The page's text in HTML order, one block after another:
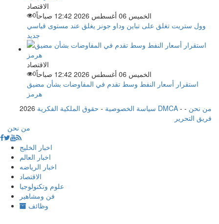
الاقتصاد
الخميس 06 أغسطس 2026 12:42 صباحاً
0
وول ستريت تغلق على تباين وداو جونز يغلق عند مستوى قياسي
جديد
الاقتصاد
الخميس 06 أغسطس 2026 12:42 صباحاً
0
استقرار أسعار النفط وسط تقدم في المفاوضات بشأن مضيق
هرمز
2026
سياسة الخصوصية - حقوق الملكية الفكرية DMCA - من نحن -
فريق التحرير
من نحن
اخبار الخليج
اخبار العالم
اخبار الرياضه
الاقتصاد
علوم وتكنولوجيا
فن ومشاهير
وظائف